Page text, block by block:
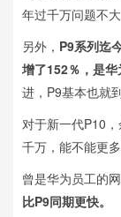
年过千万问题不大
另外， P9系列迄
增了152％，是
进，P9基本也就
对于新一代P10
千万，能不能更多
曾是华为员工的
比P9同期更快。